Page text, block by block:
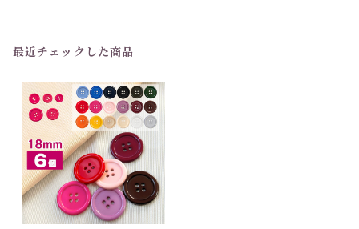
最近チェックした商品